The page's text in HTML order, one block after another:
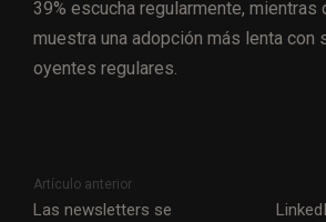
39% escucha regularmente, mientras
muestra una adopción más lenta con
oyentes regulares.
Artículo anterior
Las newsletters se